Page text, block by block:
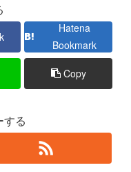
Hatena
Bookmark
Copy
する